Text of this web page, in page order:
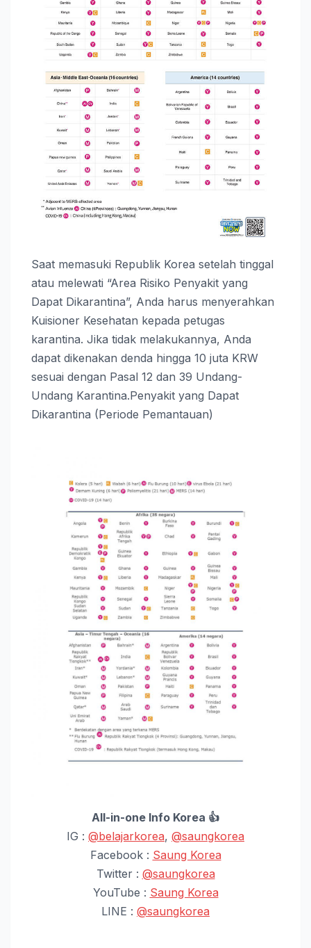
Saat memasuki Republik Korea setelah tinggal
atau melewati “Area Risiko Penyakit yang
Dapat Dikarantina”, Anda harus menyerahkan
Kuisioner Kesehatan kepada petugas
karantina. Jika tidak melakukannya, Anda
dapat dikenakan denda hingga 10 juta KRW
sesuai dengan Pasal 12 dan 39 Undang-
Undang Karantina.Penyakit yang Dapat
Dikarantina (Periode Pemantauan)
All-in-one Info Korea 👍
IG : @belajarkorea, @saungkorea
Facebook : Saung Korea
Twitter : @saungkorea
YouTube : Saung Korea
LINE : @saungkorea